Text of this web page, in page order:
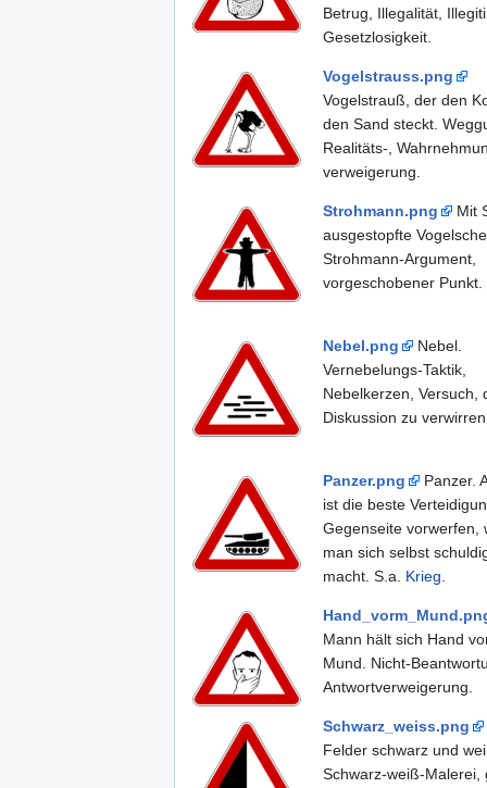
Betrug, Illegalität,
Gesetzlosigkeit.
Vogelstrauss.png
Vogelstrauß, der den
den Sand steckt.
Realitäts-,
verweigerung.
Strohmann.png
Mit
ausgestopfte
Strohmann-Argument,
vorgeschobener Punkt.
Nebel.png
Nebel.
Vernebelungs-Taktik,
Nebelkerzen, Versuch,
Diskussion zu
Panzer.png
Panzer.
ist die beste
Gegenseite vorwerfen,
man sich selbst
macht. S.a. Krieg.
Mann hält sich Hand
Mund. Nicht-
Antwort­verwei­gerung.
Schwarz_weiss.png
Felder schwarz und
Schwarz-weiß-Malerei,